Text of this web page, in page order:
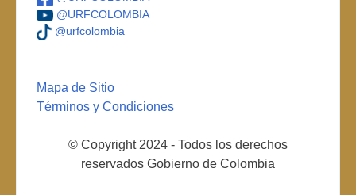
@URFCOLOMBIA
@urfcolombia
Mapa de Sitio
Términos y Condiciones
© Copyright 2024 - Todos los derechos
reservados Gobierno de Colombia